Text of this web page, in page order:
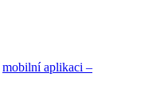
mobilní aplikaci –